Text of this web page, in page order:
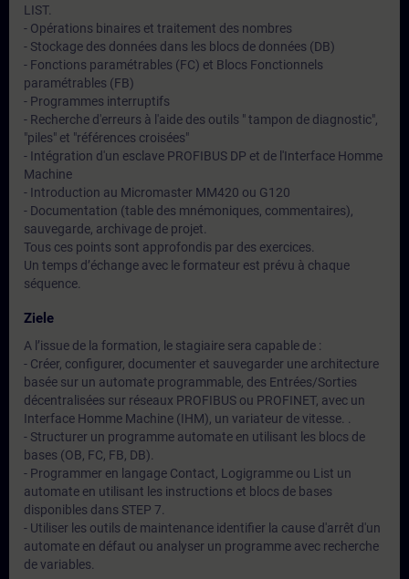
LIST.
- Opérations binaires et traitement des nombres
- Stockage des données dans les blocs de données (DB)
- Fonctions paramétrables (FC) et Blocs Fonctionnels
paramétrables (FB)
- Programmes interruptifs
- Recherche d'erreurs à l'aide des outils " tampon de diagnostic",
"piles" et "références croisées"
- Intégration d'un esclave PROFIBUS DP et de l'Interface Homme
Machine
- Introduction au Micromaster MM420 ou G120
- Documentation (table des mnémoniques, commentaires),
sauvegarde, archivage de projet.
Tous ces points sont approfondis par des exercices.
Un temps d’échange avec le formateur est prévu à chaque
séquence.
Ziele
A l’issue de la formation, le stagiaire sera capable de :
- Créer, configurer, documenter et sauvegarder une architecture
basée sur un automate programmable, des Entrées/Sorties
décentralisées sur réseaux PROFIBUS ou PROFINET, avec un
Interface Homme Machine (IHM), un variateur de vitesse. .
- Structurer un programme automate en utilisant les blocs de
bases (OB, FC, FB, DB).
- Programmer en langage Contact, Logigramme ou List un
automate en utilisant les instructions et blocs de bases
disponibles dans STEP 7.
- Utiliser les outils de maintenance identifier la cause d'arrêt d'un
automate en défaut ou analyser un programme avec recherche
de variables.